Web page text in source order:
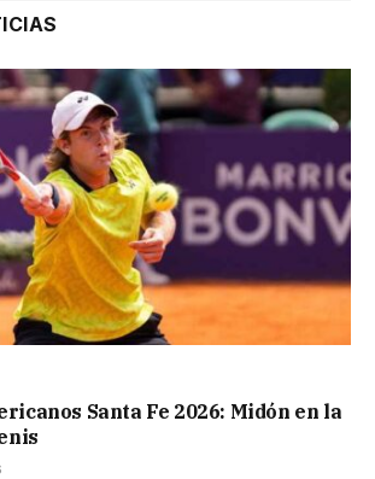
Santa Fe 2026: Midón en la